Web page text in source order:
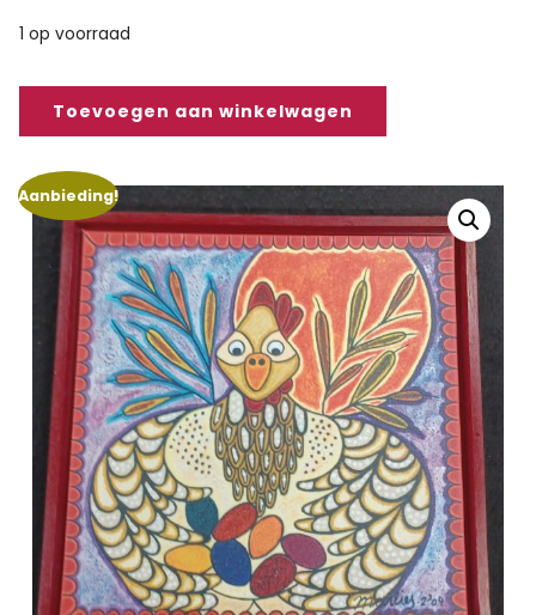
1 op voorraad
Toevoegen aan winkelwagen
Aanbieding!